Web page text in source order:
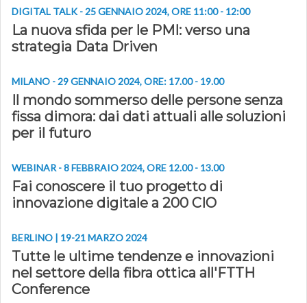
DIGITAL TALK - 25 GENNAIO 2024, ORE 11:00 - 12:00
La nuova sfida per le PMI: verso una
strategia Data Driven
MILANO - 29 GENNAIO 2024, ORE: 17.00 - 19.00
Il mondo sommerso delle persone senza
fissa dimora: dai dati attuali alle soluzioni
per il futuro
WEBINAR - 8 FEBBRAIO 2024, ORE 12.00 - 13.00
Fai conoscere il tuo progetto di
innovazione digitale a 200 CIO
BERLINO | 19-21 MARZO 2024
Tutte le ultime tendenze e innovazioni
nel settore della fibra ottica all'FTTH
Conference